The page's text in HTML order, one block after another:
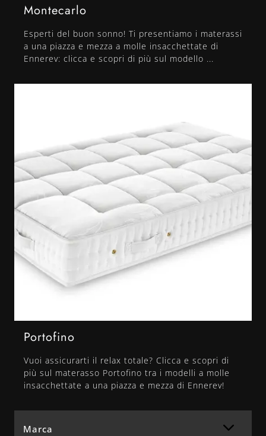
Marca
Montecarlo
Esperti del buon sonno! Ti presentiamo i materassi
a una piazza e mezza a molle insacchettate di
Ennerev: clicca e scopri di più sul modello ...
Portofino
Vuoi assicurarti il relax totale? Clicca e scopri di
più sul materasso Portofino tra i modelli a molle
insacchettate a una piazza e mezza di Ennerev!